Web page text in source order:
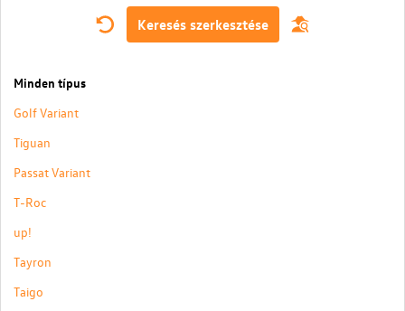
Keresés szerkesztése
Minden típus
Golf Variant
Tiguan
Passat Variant
T-Roc
up!
Tayron
Taigo